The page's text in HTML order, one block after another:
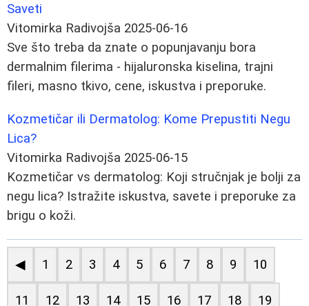
Saveti
Vitomirka Radivojša 2025-06-16
Sve što treba da znate o popunjavanju bora
dermalnim filerima - hijaluronska kiselina, trajni
fileri, masno tkivo, cene, iskustva i preporuke.
Kozmetičar ili Dermatolog: Kome Prepustiti Negu
Lica?
Vitomirka Radivojša 2025-06-15
Kozmetičar vs dermatolog: Koji stručnjak je bolji za
negu lica? Istražite iskustva, savete i preporuke za
brigu o koži.
◀ 1 2 3 4 5 6 7 8 9 10
11 12 13 14 15 16 17 18 19